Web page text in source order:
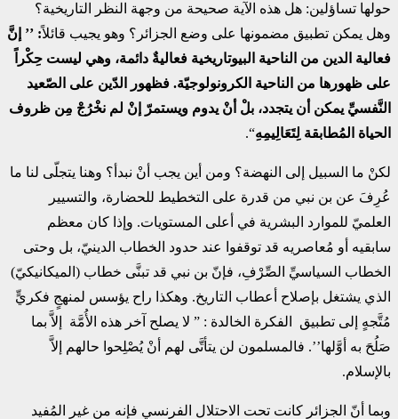
حولها تساؤلين: هل هذه الآية صحيحة من وجهة النظر التاريخية؟
وهل يمكن تطبيق مضمونها على وضع الجزائر؟ وهو يجيب قائلاً: ’’ إنَّ
فعالية الدين من الناحية البيوتاريخية فعاليةٌ دائمة، وهي ليست حِكْراً
على ظهورها من الناحية الكرونولوجيّة. فظهور الدّين على الصّعيد
النَّفسيِّ يمكن أن يتجدد، بلْ أنْ يدوم ويستمرّ إنْ لم نخْرُجْ مِن ظروف
الحياة المُطابقة لِتَعَالِيمِهِ“.
لكنْ ما السبيل إلى النهضة؟ ومن أين يجب أنْ نبدأ؟ وهنا يتجلّى لنا ما
عُرِفَ عن بن نبي من قدرة على التخطيط للحضارة، والتسيير
العلميّ للموارد البشرية في أعلى المستويات. وإذا كان معظم
سابقيه أو مُعاصريه قد توقفوا عند حدود الخطاب الدينيّ، بل وحتى
الخطاب السياسيِّ الصِّرْفِ، فإنّ بن نبي قد تبنَّى خطاب (الميكانيكيّ)
الذي يشتغل بإصلاح أعطاب التاريخ. وهكذا راح يؤسس لمنهجٍ فكريٍّ
مُتَّجهٍ إلى تطبيق الفكرة الخالدة : ” لا يصلح آخر هذه الأُمَّة إلاَّ بما
صَلُحَ به أوَّلها’’. فالمسلمون لن يتأتَّى لهم أنْ يُصْلِحوا حالهم إلاَّ
بالإسلام.
وبما أنّ الجزائر كانت تحت الاحتلال الفرنسي فإنه من غير المُفيد